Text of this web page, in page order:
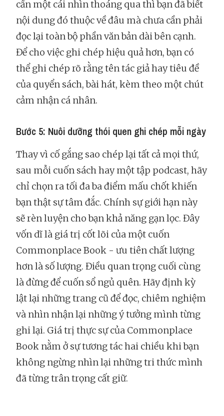
cần một cái nhìn thoáng qua thì bạn đã biết
nội dung đó thuộc về đâu mà chưa cần phải
đọc lại toàn bộ phần văn bản dài bên cạnh.
Để cho việc ghi chép hiệu quả hơn, bạn có
thể ghi chép rõ rằng tên tác giả hay tiêu đề
của quyển sách, bài hát, kèm theo một chút
cảm nhận cá nhân.
Bước 5: Nuôi dưỡng thói quen ghi chép mỗi ngày
Thay vì cố gắng sao chép lại tất cả mọi thứ,
sau mỗi cuốn sách hay một tập podcast, hãy
chỉ chọn ra tối đa ba điểm mấu chốt khiến
bạn thật sự tâm đắc. Chính sự giới hạn này
sẽ rèn luyện cho bạn khả năng gạn lọc. Đây
vốn dĩ là giá trị cốt lõi của một cuốn
Commonplace Book - ưu tiên chất lượng
hơn là số lượng. Điều quan trọng cuối cùng
là đừng để cuốn sổ ngủ quên. Hãy định kỳ
lật lại những trang cũ để đọc, chiêm nghiệm
và nhìn nhận lại những ý tưởng mình từng
ghi lại. Giá trị thực sự của Commonplace
Book nằm ở sự tương tác hai chiều khi bạn
không ngừng nhìn lại những tri thức mình
đã từng trân trọng cất giữ.